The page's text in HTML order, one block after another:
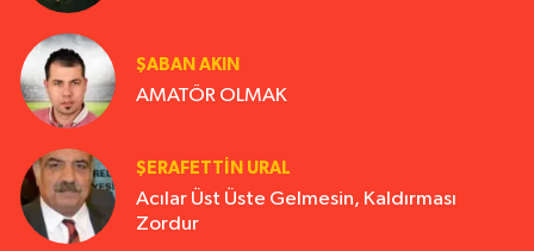
ŞABAN AKIN
AMATÖR OLMAK
ŞERAFETTIN URAL
Acılar Üst Üste Gelmesin, Kaldırması
Zordur